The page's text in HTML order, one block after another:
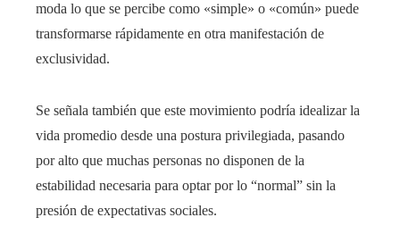
moda lo que se percibe como «simple» o «común» puede
transformarse rápidamente en otra manifestación de
exclusividad.
Se señala también que este movimiento podría idealizar la
vida promedio desde una postura privilegiada, pasando
por alto que muchas personas no disponen de la
estabilidad necesaria para optar por lo “normal” sin la
presión de expectativas sociales.